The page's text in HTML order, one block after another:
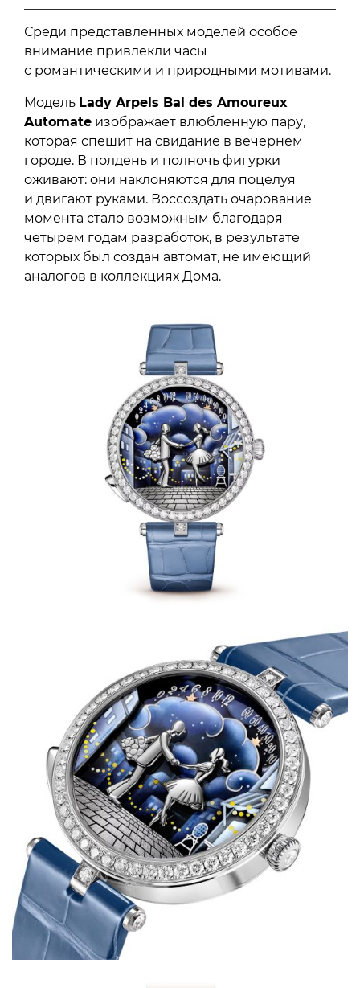
Среди представленных моделей особое
внимание привлекли часы
с романтическими и природными мотивами.
Модель Lady Arpels Bal des Amoureux
Automate изображает влюбленную пару,
которая спешит на свидание в вечернем
городе. В полдень и полночь фигурки
оживают: они наклоняются для поцелуя
и двигают руками. Воссоздать очарование
момента стало возможным благодаря
четырем годам разработок, в результате
которых был создан автомат, не имеющий
аналогов в коллекциях Дома.